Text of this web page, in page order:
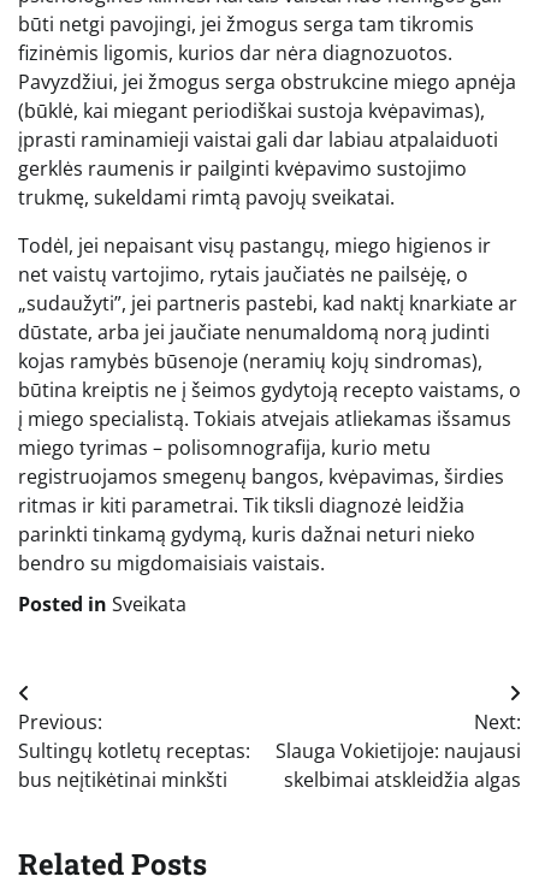
būti netgi pavojingi, jei žmogus serga tam tikromis
fizinėmis ligomis, kurios dar nėra diagnozuotos.
Pavyzdžiui, jei žmogus serga obstrukcine miego apnėja
(būklė, kai miegant periodiškai sustoja kvėpavimas),
įprasti raminamieji vaistai gali dar labiau atpalaiduoti
gerklės raumenis ir pailginti kvėpavimo sustojimo
trukmę, sukeldami rimtą pavojų sveikatai.
Todėl, jei nepaisant visų pastangų, miego higienos ir
net vaistų vartojimo, rytais jaučiatės ne pailsėję, o
„sudaužyti”, jei partneris pastebi, kad naktį knarkiate ar
dūstate, arba jei jaučiate nenumaldomą norą judinti
kojas ramybės būsenoje (neramių kojų sindromas),
būtina kreiptis ne į šeimos gydytoją recepto vaistams, o
į miego specialistą. Tokiais atvejais atliekamas išsamus
miego tyrimas – polisomnografija, kurio metu
registruojamos smegenų bangos, kvėpavimas, širdies
ritmas ir kiti parametrai. Tik tiksli diagnozė leidžia
parinkti tinkamą gydymą, kuris dažnai neturi nieko
bendro su migdomaisiais vaistais.
Posted in Sveikata
Navigacija
tarp
įrašų
Previous:
Sultingų kotletų receptas:
bus neįtikėtinai minkšti
Next:
Slauga Vokietijoje: naujausi
skelbimai atskleidžia algas
Related Posts